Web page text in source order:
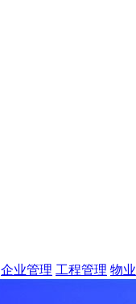
企业管理 工程管理 物